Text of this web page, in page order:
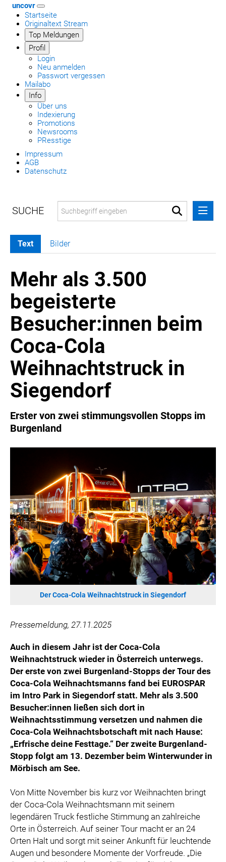
uncovr
Startseite
Originaltext Stream
Top Meldungen
Profil
Login
Neu anmelden
Passwort vergessen
Mailabo
Info
Über uns
Indexierung
Promotions
Newsrooms
PResstige
Impressum
AGB
Datenschutz
MELDUNGEN
COCA-COLA
Coca-Cola CUP
COCA-COLA HBC ÖSTERREICH
RÖMERQUELLE
ÖSTERREICHISCHE SPORTHILFE
KESCH
BARFLY'S CLUB
SPORTS MEDIA AUSTRIA
CULINARIUS
RECYCLEMICH-INITIATIVE
VIER HOCH VIER
WILHELM-EXNER-MEDAILLEN STIFTUNG
ADMIRAL SPORTWETTEN
EWP RECYCLING PFAND ÖSTERREICH
ANNEMARIE CHARITY
IMPERIAL MARKETS
TRÄGERVEREIN EINWEGPFAND
SPECIAL OLYMPICS ÖSTERREICH
MEDIA
Text Bilder
Mehr als 3.500
begeisterte
Besucher:innen beim
Coca-Cola
Weihnachtstruck in
Siegendorf
Erster von zwei stimmungsvollen Stopps im
Burgenland
Der Coca-Cola Weihnachtstruck in Siegendorf
Pressemeldung, 27.11.2025
Auch in diesem Jahr ist der Coca-Cola
Weihnachtstruck wieder in Österreich unterwegs.
Der erste von zwei Burgenland-Stopps der Tour des
Coca-Cola Weihnachtsmanns fand bei EUROSPAR
im Intro Park in Siegendorf statt. Mehr als 3.500
Besucher:innen ließen sich dort in
Weihnachtsstimmung versetzen und nahmen die
Coca-Cola Weihnachtsbotschaft mit nach Hause:
„Erfrische deine Festtage.“ Der zweite Burgenland-
Stopp folgt am 13. Dezember beim Winterwunder in
Mörbisch am See.
Von Mitte November bis kurz vor Weihnachten bringt
der Coca-Cola Weihnachtsmann mit seinem
legendären Truck festliche Stimmung an zahlreiche
Orte in Österreich. Auf seiner Tour macht er an 24
Orten Halt und sorgt mit seiner Ankunft für leuchtende
Augen und besondere Momente der Vorfreude. „Die